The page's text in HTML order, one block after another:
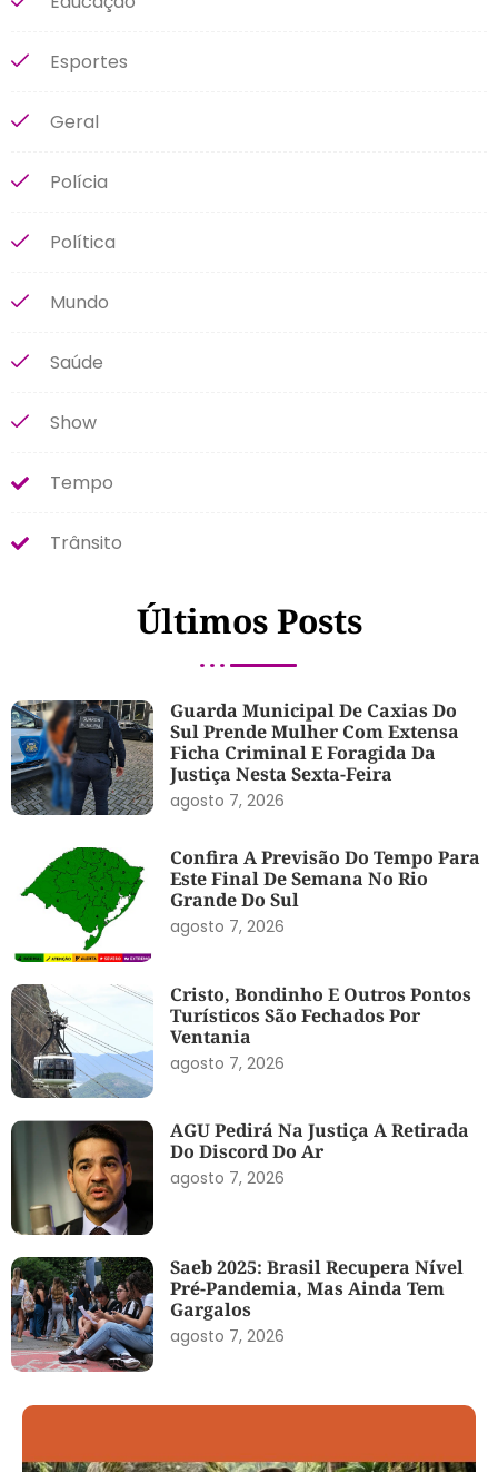
Esportes
Geral
Polícia
Política
Mundo
Saúde
Show
Tempo
Trânsito
Últimos Posts
Guarda Municipal De Caxias Do
Sul Prende Mulher Com Extensa
Ficha Criminal E Foragida Da
Justiça Nesta Sexta-Feira
agosto 7, 2026
Confira A Previsão Do Tempo Para
Este Final De Semana No Rio
Grande Do Sul
agosto 7, 2026
Cristo, Bondinho E Outros Pontos
Turísticos São Fechados Por
Ventania
agosto 7, 2026
AGU Pedirá Na Justiça A Retirada
Do Discord Do Ar
agosto 7, 2026
Saeb 2025: Brasil Recupera Nível
Pré-Pandemia, Mas Ainda Tem
Gargalos
agosto 7, 2026